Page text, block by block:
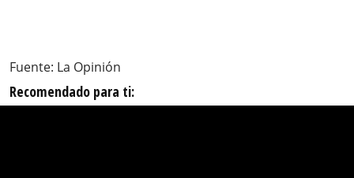
Fuente: La Opinión
Recomendado para ti: